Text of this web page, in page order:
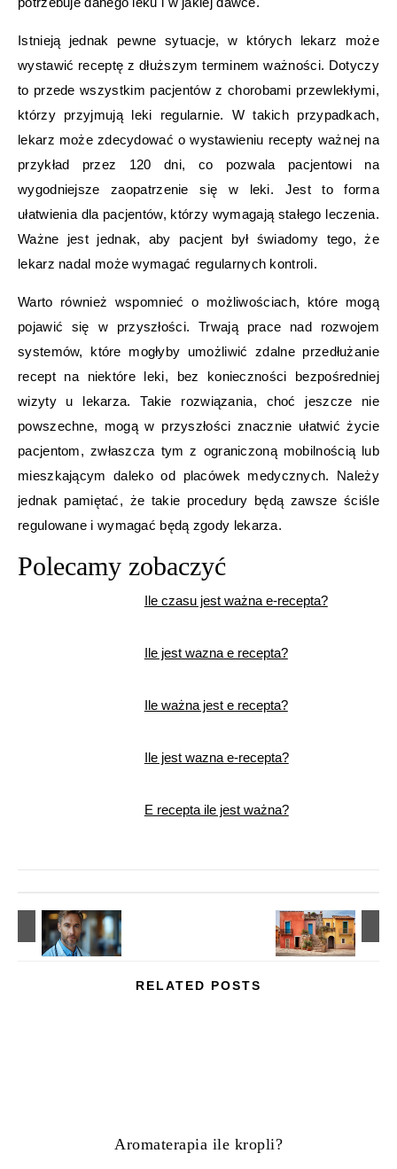
Istnieją jednak pewne sytuacje, w których lekarz może
wystawić receptę z dłuższym terminem ważności. Dotyczy
to przede wszystkim pacjentów z chorobami przewlekłymi,
którzy przyjmują leki regularnie. W takich przypadkach,
lekarz może zdecydować o wystawieniu recepty ważnej na
przykład przez 120 dni, co pozwala pacjentowi na
wygodniejsze zaopatrzenie się w leki. Jest to forma
ułatwienia dla pacjentów, którzy wymagają stałego leczenia.
Ważne jest jednak, aby pacjent był świadomy tego, że
lekarz nadal może wymagać regularnych kontroli.
Warto również wspomnieć o możliwościach, które mogą
pojawić się w przyszłości. Trwają prace nad rozwojem
systemów, które mogłyby umożliwić zdalne przedłużanie
recept na niektóre leki, bez konieczności bezpośredniej
wizyty u lekarza. Takie rozwiązania, choć jeszcze nie
powszechne, mogą w przyszłości znacznie ułatwić życie
pacjentom, zwłaszcza tym z ograniczoną mobilnością lub
mieszkającym daleko od placówek medycznych. Należy
jednak pamiętać, że takie procedury będą zawsze ściśle
regulowane i wymagać będą zgody lekarza.
Polecamy zobaczyć
Ile czasu jest ważna e-recepta?
Ile jest wazna e recepta?
Ile ważna jest e recepta?
Ile jest wazna e-recepta?
E recepta ile jest ważna?
RELATED POSTS
Aromaterapia ile kropli?